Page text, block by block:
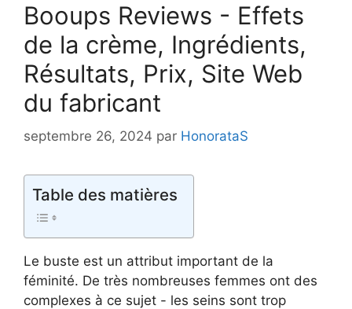
Booups Reviews - Effets
de la crème, Ingrédients,
Résultats, Prix, Site Web
du fabricant
septembre 26, 2024 par HonorataS
Table des matières
Le buste est un attribut important de la
féminité. De très nombreuses femmes ont des
complexes à ce sujet - les seins sont trop